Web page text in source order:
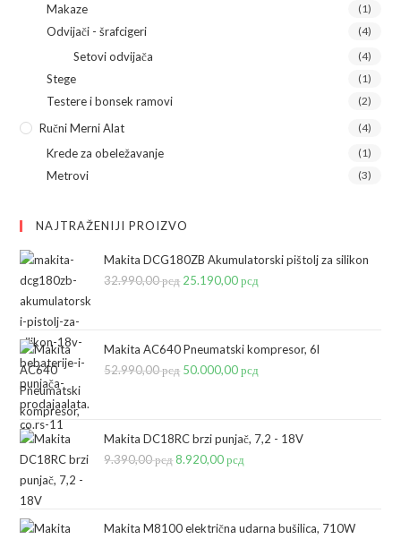
Makaze (1)
Odvijači - šrafcigeri (4)
Setovi odvijača (4)
Stege (1)
Testere i bonsek ramovi (2)
Ručni Merni Alat (4)
Krede za obeležavanje (1)
Metrovi (3)
NAJTRAŽENIJI PROIZVO
Makita DCG180ZB Akumulatorski pištolj za silikon
32.990,00рсд Originalna
bila:
32.990,00 рсд.
25.190,00рсд
25.190,00 рсд.
Makita AC640 Pneumatski kompresor, 6l
52.990,00рсд Originalna
bila:
52.990,00 рсд.
50.000,00рсд
50.000,00 рсд.
Makita DC18RC brzi punjač, 7,2 - 18V
9.390,00рсдOriginalna
bila:
8.920,00рсд
8.920,00 рсд.
Makita M8100 električna udarna bušilica, 710W